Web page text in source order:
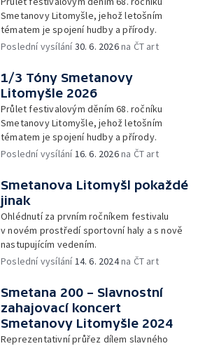
Smetanovy Litomyšle, jehož letošním
tématem je spojení hudby a přírody.
Poslední vysílání30. 6. 2026na ČT art
1/3 Tóny Smetanovy
Litomyšle 2026
Průlet festivalovým děním 68. ročníku
Smetanovy Litomyšle, jehož letošním
tématem je spojení hudby a přírody.
Poslední vysílání16. 6. 2026na ČT art
Smetanova Litomyšl pokaždé
jinak
Ohlédnutí za prvním ročníkem festivalu
v novém prostředí sportovní haly a s nově
nastupujícím vedením.
Poslední vysílání14. 6. 2024na ČT art
Smetana 200 – Slavnostní
zahajovací koncert
Smetanovy Litomyšle 2024
Reprezentativní průřez dílem slavného